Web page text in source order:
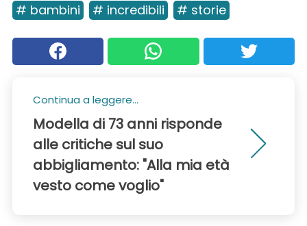
# bambini # incredibili # storie
Continua a leggere...
Modella di 73 anni risponde
alle critiche sul suo
abbigliamento: "Alla mia età
vesto come voglio"